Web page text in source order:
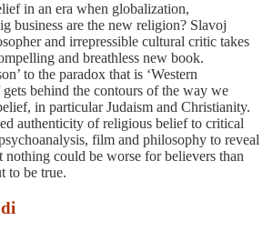
in an era when globalization,
business are the new religion? Slavoj
and irrepressible cultural critic takes
and breathless new book.
to the paradox that is ‘Western
behind the contours of the way we
in particular Judaism and Christianity.
authenticity of religious belief to critical
film and philosophy to reveal
nothing could be worse for believers than
to be true.